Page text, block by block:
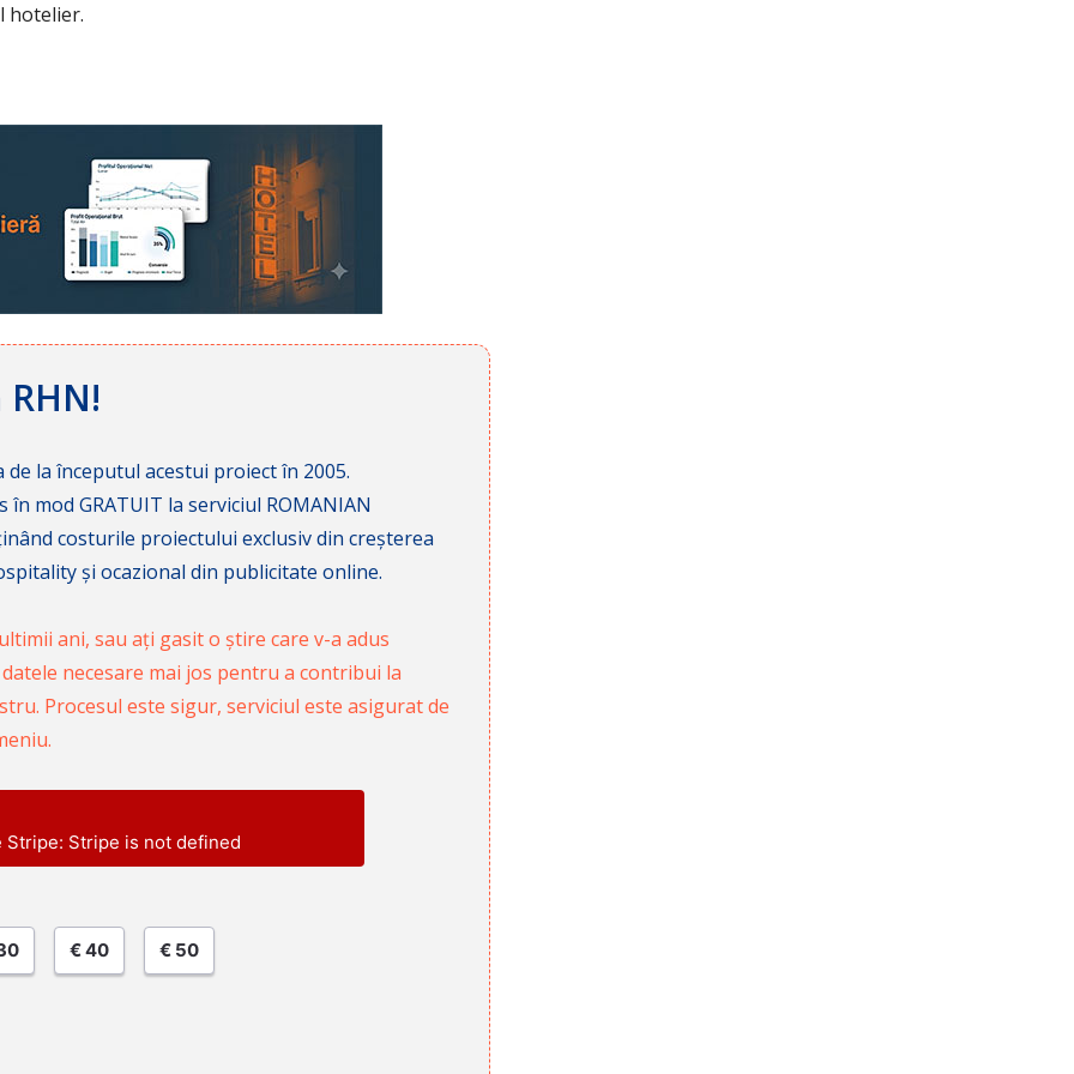
hotelier.
la începutul acestui proiect în 2005.
mod GRATUIT la serviciul ROMANIAN
costurile proiectului exclusiv din creșterea
și ocazional din publicitate online.
ani, sau ați gasit o știre care v-a adus
necesare mai jos pentru a contribui la
Procesul este sigur, serviciul este asigurat de
Stripe: Stripe is not defined
€ 40 € 50